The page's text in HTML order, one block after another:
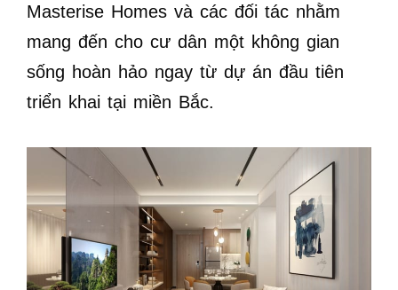
Masterise Homes và các đối tác nhằm
mang đến cho cư dân một không gian
sống hoàn hảo ngay từ dự án đầu tiên
triển khai tại miền Bắc.